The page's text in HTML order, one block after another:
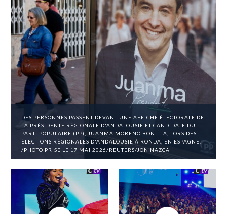
DES PERSONNES PASSENT DEVANT UNE AFFICHE ÉLECTORALE DE
LA PRÉSIDENTE RÉGIONALE D'ANDALOUSIE ET CANDIDATE DU
PARTI POPULAIRE (PP), JUANMA MORENO BONILLA, LORS DES
ÉLECTIONS RÉGIONALES D'ANDALOUSIE À RONDA, EN ESPAGNE.
/PHOTO PRISE LE 17 MAI 2026/REUTERS/JON NAZCA